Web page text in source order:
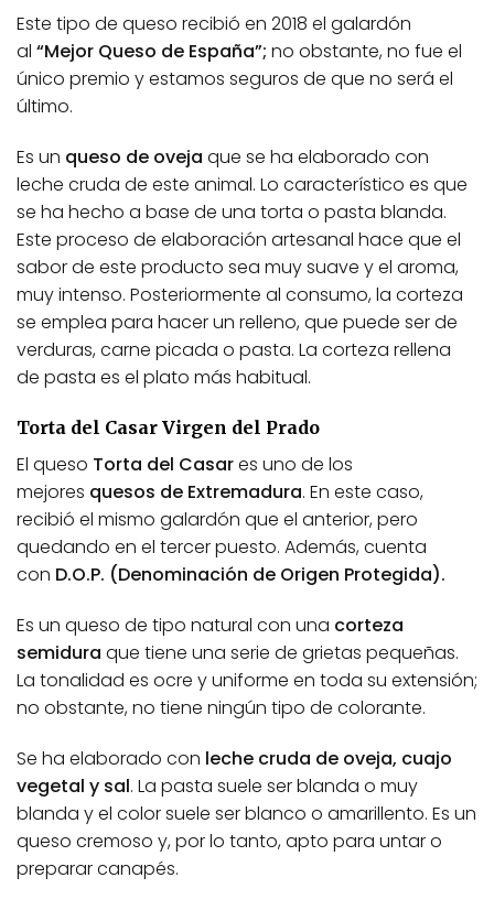
Este tipo de queso recibió en 2018 el galardón
al “Mejor Queso de España”; no obstante, no fue el
único premio y estamos seguros de que no será el
último.
Es un queso de oveja que se ha elaborado con
leche cruda de este animal. Lo característico es que
se ha hecho a base de una torta o pasta blanda.
Este proceso de elaboración artesanal hace que el
sabor de este producto sea muy suave y el aroma,
muy intenso. Posteriormente al consumo, la corteza
se emplea para hacer un relleno, que puede ser de
verduras, carne picada o pasta. La corteza rellena
de pasta es el plato más habitual.
Torta del Casar Virgen del Prado
El queso Torta del Casares uno de los
mejores quesos de Extremadura. En este caso,
recibió el mismo galardón que el anterior, pero
quedando en el tercer puesto. Además, cuenta
con D.O.P. (Denominación de Origen Protegida).
Es un queso de tipo natural con una corteza
semidura que tiene una serie de grietas pequeñas.
La tonalidad es ocre y uniforme en toda su extensión;
no obstante, no tiene ningún tipo de colorante.
Se ha elaborado con leche cruda de oveja, cuajo
vegetal y sal. La pasta suele ser blanda o muy
blanda y el color suele ser blanco o amarillento. Es un
queso cremoso y, por lo tanto, apto para untar o
preparar canapés.